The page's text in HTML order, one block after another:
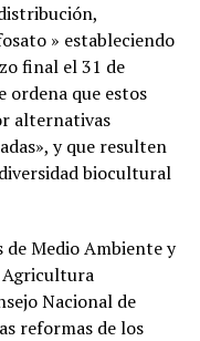
» estableciendo
final el 31 de
ordena que estos
alternativas
y que resulten
biocultural
Medio Ambiente y
Agricultura
Nacional de
reformas de los